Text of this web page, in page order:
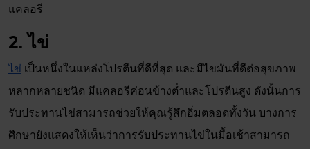
แคลอรี
2. ไข่
ไข่ เป็นหนึ่งในแหล่งโปรตีนที่ดีที่สุด และมีไขมันที่ดีต่อสุขภาพ
หลากหลายชนิด มีแคลอรีค่อนข้างต่ำและโปรตีนสูง ดังนั้นการ
รับประทานไข่สามารถช่วยให้คุณรู้สึกอิ่มตลอดทั้งวัน บางการ
ศึกษายังแสดงให้เห็นว่าการรับประทานไข่ในมื้อเช้าสามารถ